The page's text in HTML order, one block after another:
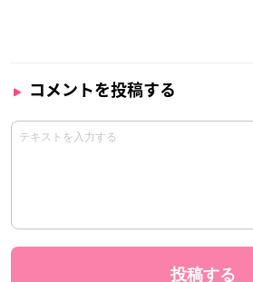
コメントを投稿する